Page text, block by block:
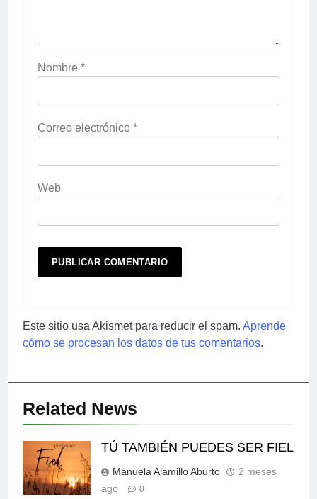
Nombre *
Correo electrónico *
Web
Este sitio usa Akismet para reducir el spam. Aprende
cómo se procesan los datos de tus comentarios.
Related News
TÚ TAMBIÉN PUEDES SER FIEL
Manuela Alamillo Aburto
2 meses
ago
0